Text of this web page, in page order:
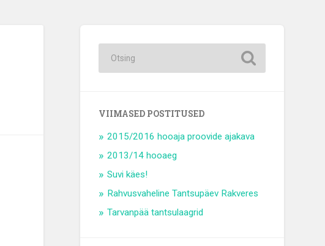
VIIMASED POSTITUSED
2015/2016 hooaja proovide ajakava
2013/14 hooaeg
Suvi käes!
Rahvusvaheline Tantsupäev Rakveres
Tarvanpää tantsulaagrid